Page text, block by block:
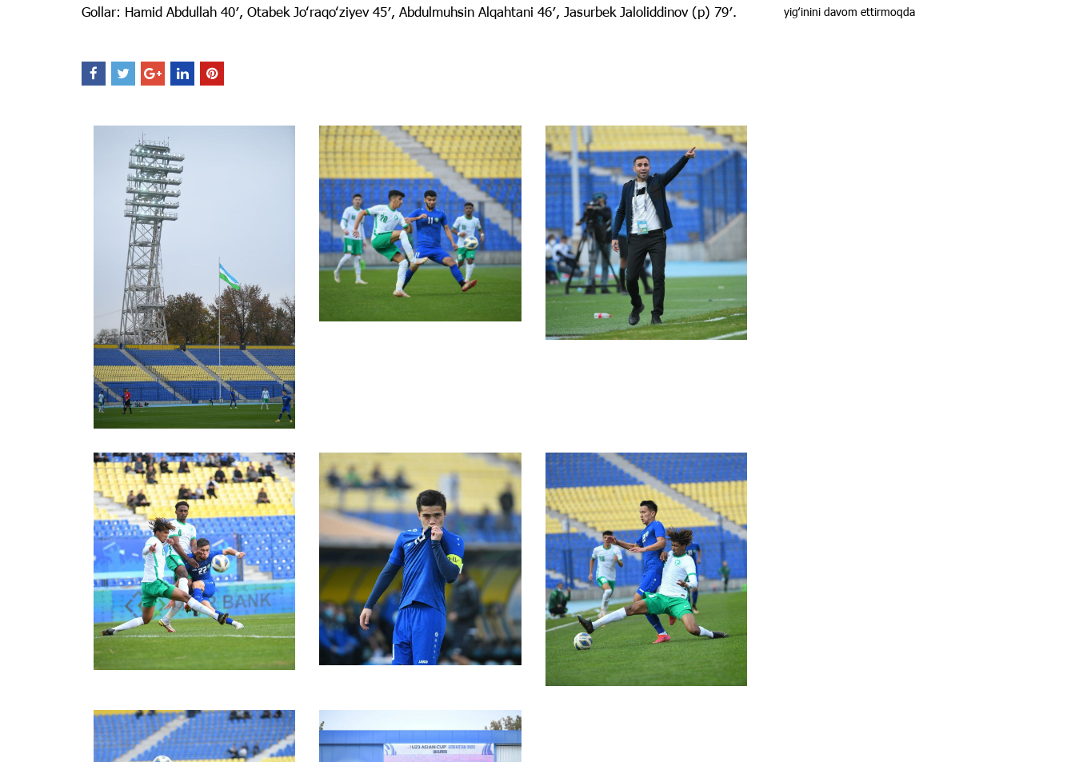
Gollar: Hamid Abdullah 40′, Otabek Joʻraqoʻziyev 45′, Abdulmuhsin Alqahtani 46′, Jasurbek Jaloliddinov (p) 79′.
yigʻinini davom ettirmoqda